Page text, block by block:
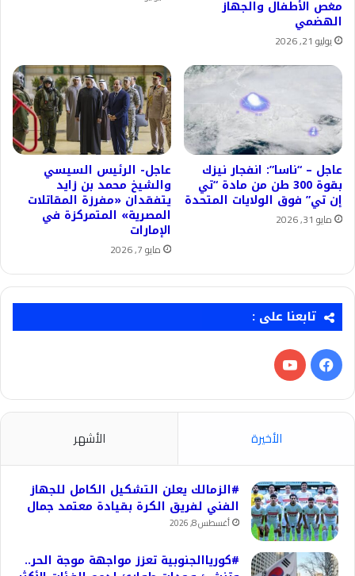
مغص الأطفال والجهاز
الهضمي
يوليو 21, 2026
عاجل – “ناسا”: انفجار نيزك
بقوة 300 طن من مادة “تي
إن تي” فوق الولايات المتحدة
مايو 31, 2026
عاجل- الرئيس السيسي
والشيخ محمد بن زايد
يتفقدان «مفرزة المقاتلات
المصرية» المتمركزة في
الإمارات
مايو 7, 2026
تابعنا على :
فيسبوك‫YouTube
الأخيرة الأشهر
#الزمالك يعلن التشكيل الكامل للجهاز
الفني لفريق الكرة بقيادة معتمد جمال
أغسطس 8, 2026
#كورياالجنوبية تعزز مواجهة موجة الحر..